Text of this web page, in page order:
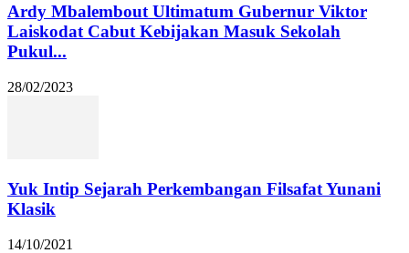
Ardy Mbalembout Ultimatum Gubernur Viktor
Laiskodat Cabut Kebijakan Masuk Sekolah
Pukul...
28/02/2023
Yuk Intip Sejarah Perkembangan Filsafat Yunani
Klasik
14/10/2021